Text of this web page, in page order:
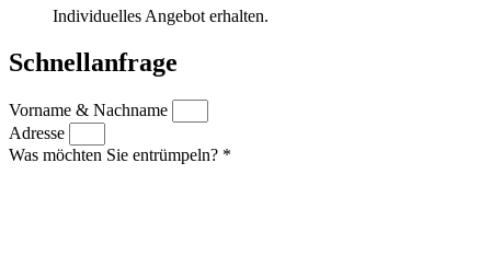
Individuelles Angebot erhalten.
Schnellanfrage
Vorname & Nachname
Adresse
Was möchten Sie entrümpeln? *